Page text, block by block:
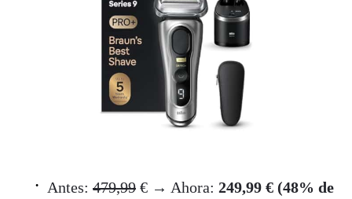
Antes: 479,99 € → Ahora: 249,99 € (48% de